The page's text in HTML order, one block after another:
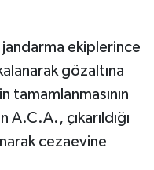
ekiplerince
gözaltına
tamamlanmasının
çıkarıldığı
cezaevine